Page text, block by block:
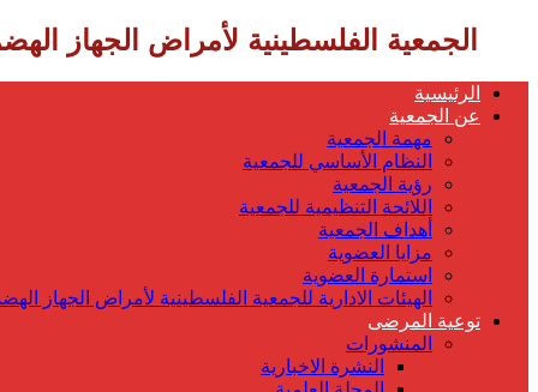
الرئيسية
عن الجمعية
مهمة الجمعية
النظام الأساسي للجمعية
رؤية الجمعية
اللائحة التنظيمية للجمعية
أهداف الجمعية
مزايا العضوية
استمارة العضوية
الهيئات الادارية للجمعية الفلسطينية لأمراض الجهاز
توعية المرضى
المنشورات
النشرة الاخبارية